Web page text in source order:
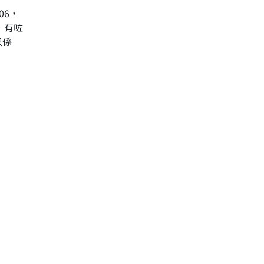
，
有咗